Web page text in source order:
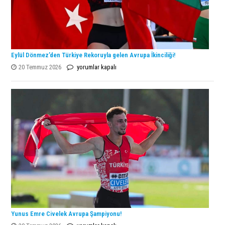
Eylül Dönmez’den Türkiye Rekoruyla gelen Avrupa İkinciliği!
20 Temmuz 2026
Eylül
Türkiye
gelen
Avrupa
İkinciliği!
yorumlar kapalı
Yunus Emre Civelek Avrupa Şampiyonu!